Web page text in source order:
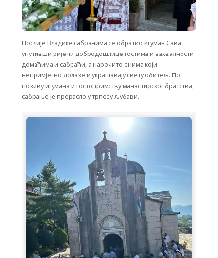
Послије Владике сабранима се обратио игуман Сава
упутивши ријечи добродошлице гостима и захвалности
домаћима и сабраћи, а нарочито онима који
непримјетно долазе и украшавају свету обитељ. По
позиву игумана и гостопримству манастирског братства,
сабрање је прерасло у трпезу љубави.